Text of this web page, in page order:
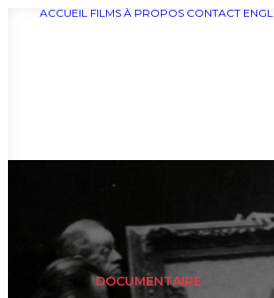
ACCUEIL FILMS À PROPOS CONTACT
DOCUMENTAIRE